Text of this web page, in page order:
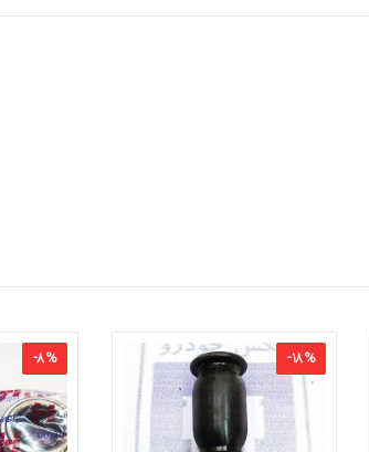
-18%
-8%